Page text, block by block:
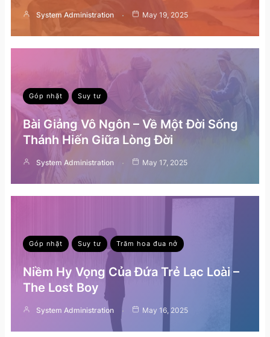
System Administration May 19, 2025
Góp nhặt Suy tư
Bài Giảng Vô Ngôn – Về Một Đời Sống
Thánh Hiến Giữa Lòng Đời
System Administration May 17, 2025
Góp nhặt Suy tư Trăm hoa đua nở
Niềm Hy Vọng Của Đứa Trẻ Lạc Loài –
The Lost Boy
System Administration May 16, 2025